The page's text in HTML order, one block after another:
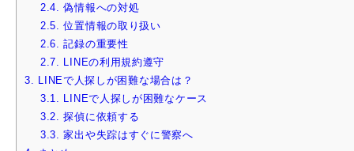
2.4.
偽情報への対処
2.5.
位置情報の取り扱い
2.6.
記録の重要性
2.7.
LINEの利用規約遵守
3.
LINEで人探しが困難な場合は？
3.1.
LINEで人探しが困難なケース
3.2.
探偵に依頼する
3.3.
家出や失踪はすぐに警察へ